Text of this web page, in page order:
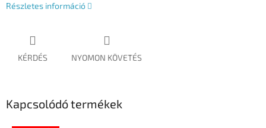
Részletes információ
KÉRDÉS NYOMON KÖVETÉS
Kapcsolódó termékek